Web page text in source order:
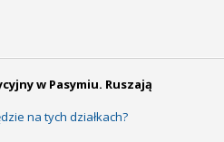
w Pasymiu. Ruszają
na tych działkach?